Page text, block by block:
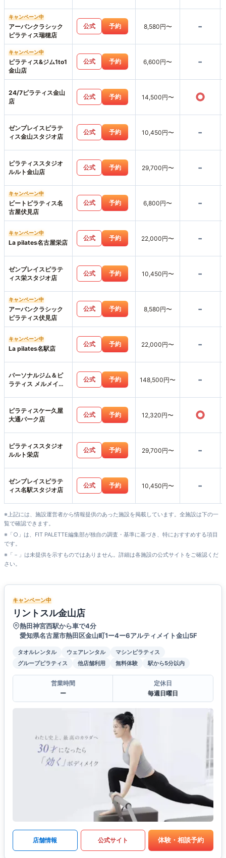
キャンペーン中
アーバンクラシック
ピラティス瑞穂店
公式 予約 8,580円〜 -
キャンペーン中
ピラティス&ジム1to1
金山店
公式 予約 6,600円〜 -
24/7ピラティス金山
店
公式 予約 14,500円〜 ○
ゼンプレイスピラテ
ィス金山スタジオ店
公式 予約 10,450円〜 -
ピラティススタジオ
ルルト金山店
公式 予約 29,700円〜 -
キャンペーン中
ビートピラティス名
古屋伏見店
公式 予約 6,800円〜 -
キャンペーン中
La pilates名古屋栄店
公式 予約 22,000円〜 -
ゼンプレイスピラテ
ィス栄スタジオ店
公式 予約 10,450円〜 -
キャンペーン中
アーバンクラシック
ピラティス伏見店
公式 予約 8,580円〜 -
キャンペーン中
La pilates名駅店
公式 予約 22,000円〜 -
パーソナルジム＆ピ
ラティス メルメイク
公式 予約 148,500円〜 -
ピラティスケー久屋
大通パーク店
公式 予約 12,320円〜 ○
ピラティススタジオ
ルルト栄店
公式 予約 29,700円〜 -
ゼンプレイスピラテ
ィス名駅スタジオ店
公式 予約 10,450円〜 -
※上記には、施設運営者から情報提供のあった施設を掲載しています。全施設は下の一
覧で確認できます。
※「○」は、FIT PALETTE編集部が独自の調査・基準に基づき、特におすすめする項目
です。
※「－」は未提供を示すものではありません。詳細は各施設の公式サイトをご確認くだ
さい。
キャンペーン中
リントスル金山店
熱田神宮西駅から車で4分
愛知県名古屋市熱田区金山町1ー4ー6アルティメイト金山5F
タオルレンタル ウェアレンタル
マシンピラティス
グループピラティス
他店舗利用 無料体験 駅から5分以内
営業時間
ー
定休日
毎週日曜日
店舗情報 公式サイト 体験・相談予約